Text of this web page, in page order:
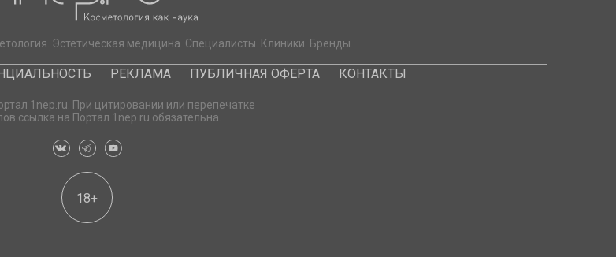
Эстетическая медицина. Специалисты. Клиники. Бренды.
РЕКЛАМА ПУБЛИЧНАЯ ОФЕРТА КОНТАКТЫ
1nep.ru. При цитировании или перепечатке
ссылка на Портал 1nep.ru обязательна.
18+